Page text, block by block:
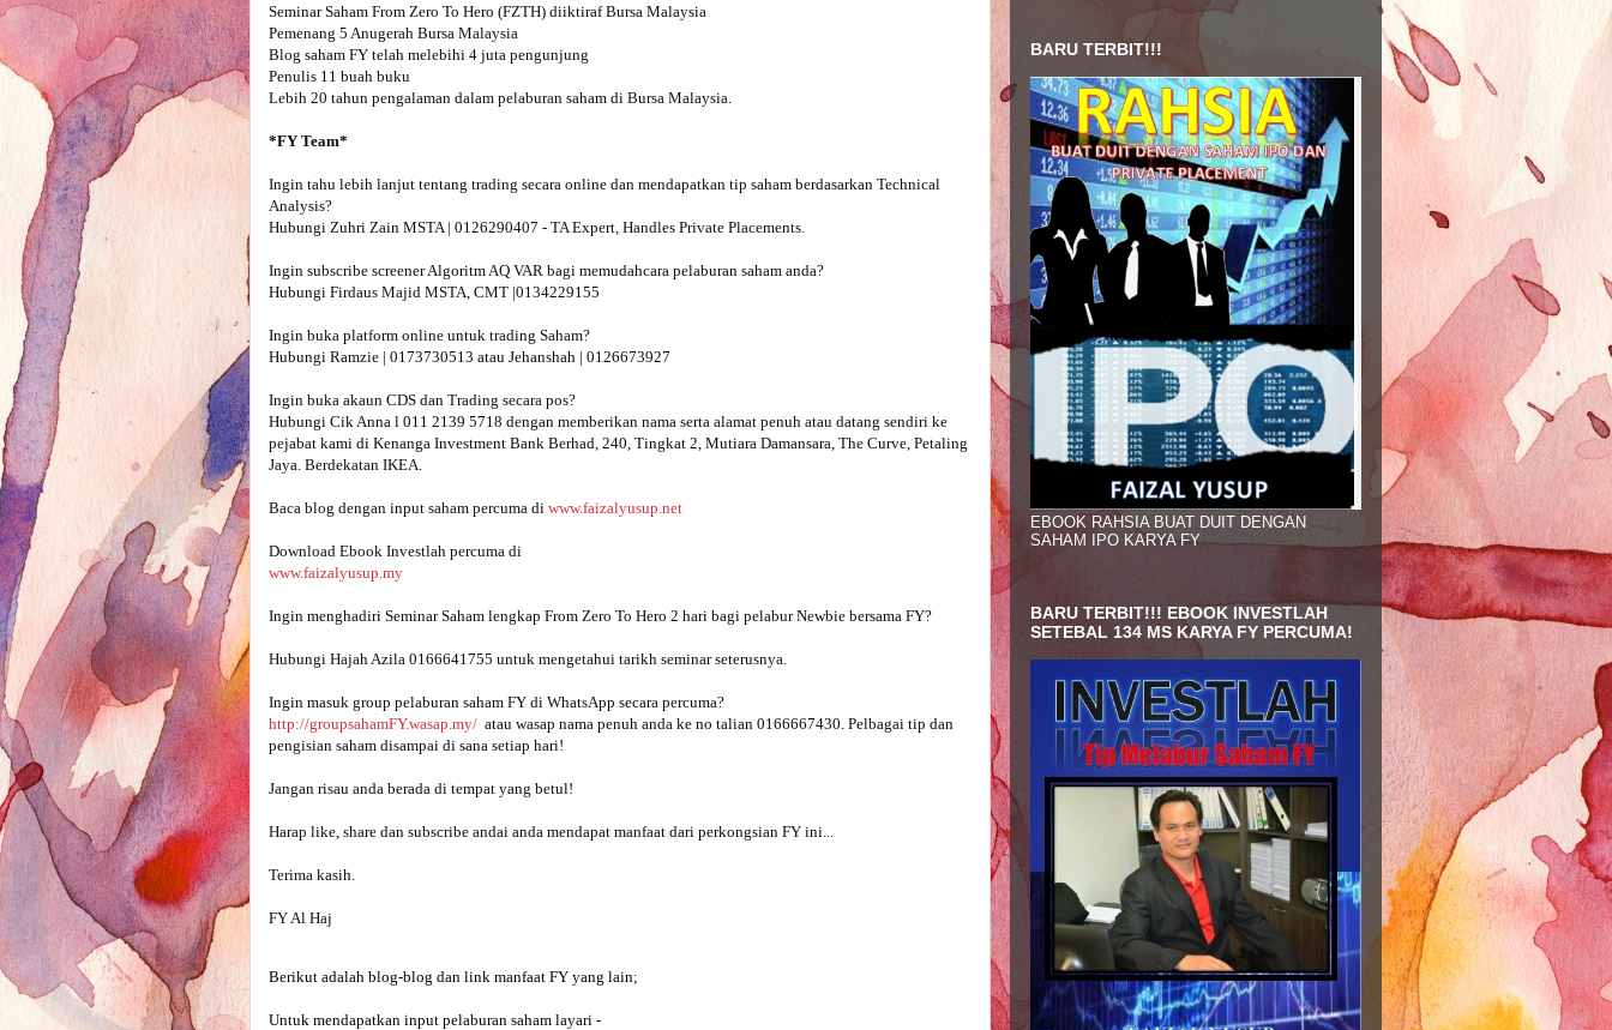
Seminar Saham From Zero To Hero (FZTH) diiktiraf Bursa Malaysia
Pemenang 5 Anugerah Bursa Malaysia
Blog saham FY telah melebihi 4 juta pengunjung
Penulis 11 buah buku
Lebih 20 tahun pengalaman dalam pelaburan saham di Bursa Malaysia.
Ingin tahu lebih lanjut tentang trading secara online dan mendapatkan tip saham berdasarkan Technical
Analysis?
Hubungi Zuhri Zain MSTA | 0126290407 - TA Expert, Handles Private Placements.
Ingin subscribe screener Algoritm AQ VAR bagi memudahcara pelaburan saham anda?
Hubungi Firdaus Majid MSTA, CMT |0134229155
Ingin buka platform online untuk trading Saham?
Hubungi Ramzie | 0173730513 atau Jehanshah | 0126673927
Ingin buka akaun CDS dan Trading secara pos?
Hubungi Cik Anna l 011 2139 5718 dengan memberikan nama serta alamat penuh atau datang sendiri ke
pejabat kami di Kenanga Investment Bank Berhad, 240, Tingkat 2, Mutiara Damansara, The Curve, Petaling
Jaya. Berdekatan IKEA.
Baca blog dengan input saham percuma di www.faizalyusup.net
www.faizalyusup.my
Hubungi Hajah Azila 0166641755 untuk mengetahui tarikh seminar seterusnya.
Ingin masuk group pelaburan saham FY di WhatsApp secara percuma?
http://groupsahamFY.wasap.my/
  atau wasap nama penuh anda ke no talian 0166667430. Pelbagai tip dan
pengisian saham disampai di sana setiap hari!
Jangan risau anda berada di tempat yang betul!
Harap like, share dan subscribe andai anda mendapat manfaat dari perkongsian FY ini...
Terima kasih.
FY Al Haj
Berikut adalah blog-blog dan link manfaat FY yang lain;
Untuk mendapatkan input pelaburan saham layari -
BARU TERBIT!!!
EBOOK RAHSIA BUAT DUIT DENGAN
SAHAM IPO KARYA FY
BARU TERBIT!!! EBOOK INVESTLAH
SETEBAL 134 MS KARYA FY PERCUMA!